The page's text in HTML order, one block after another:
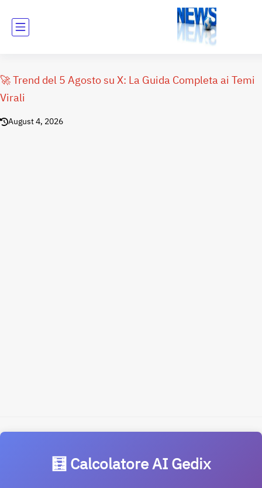
🚀 Trend del 5 Agosto su X: La Guida Completa ai Temi
Virali
August 4, 2026
🧮 Calcolatore AI Gedix